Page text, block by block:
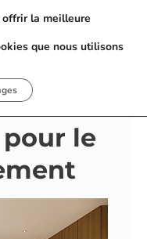
de la
pour le
offrir la meilleure
que nous utilisons